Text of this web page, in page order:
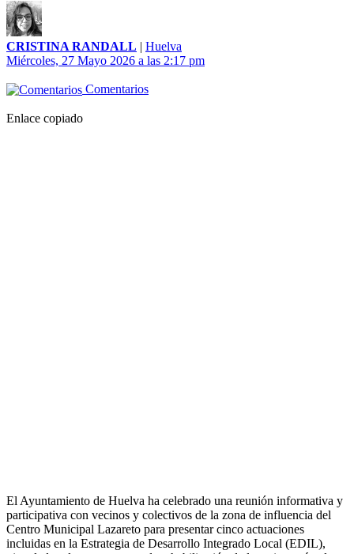
CRISTINA RANDALL | Huelva
Miércoles, 27 Mayo 2026 a las 2:17 pm
Comentarios
Enlace copiado
El Ayuntamiento de Huelva ha celebrado una reunión informativa y
participativa con vecinos y colectivos de la zona de influencia del
Centro Municipal Lazareto para presentar cinco actuaciones
incluidas en la Estrategia de Desarrollo Integrado Local (EDIL),